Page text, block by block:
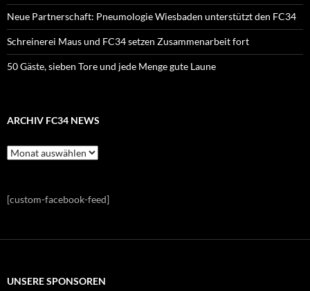
Neue Partnerschaft: Pneumologie Wiesbaden unterstützt den FC34
Schreinerei Maus und FC34 setzen Zusammenarbeit fort
50 Gäste, sieben Tore und jede Menge gute Laune
ARCHIV FC34 NEWS
Archiv
FC34
[custom-facebook-feed]
UNSERE SPONSOREN